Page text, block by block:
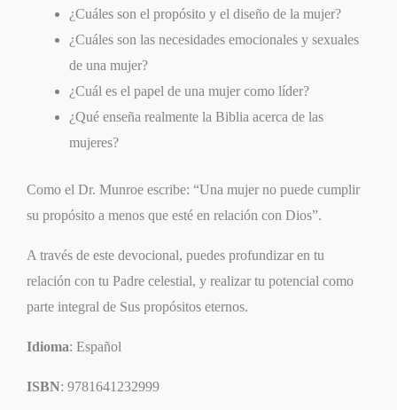
¿Cuáles son el propósito y el diseño de la mujer?
¿Cuáles son las necesidades emocionales y sexuales
de una mujer?
¿Cuál es el papel de una mujer como líder?
¿Qué enseña realmente la Biblia acerca de las
mujeres?
Como el Dr. Munroe escribe: “Una mujer no puede cumplir
su propósito a menos que esté en relación con Dios”.
A través de este devocional, puedes profundizar en tu
relación con tu Padre celestial, y realizar tu potencial como
parte integral de Sus propósitos eternos.
Idioma: Español
ISBN: 9781641232999